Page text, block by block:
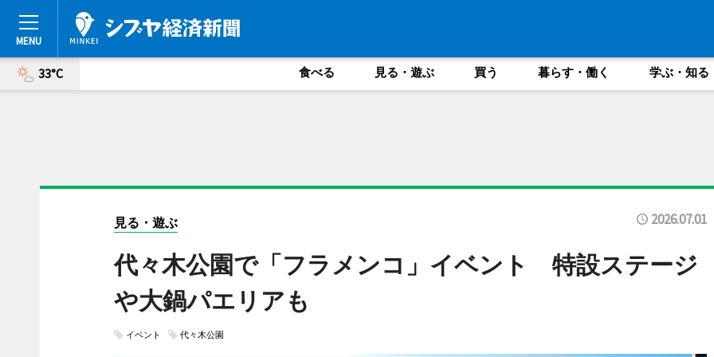
33°C 食べる 見る・遊ぶ 買う 暮らす・働く 学ぶ・知る
見る・遊ぶ 2026.07.01
代々木公園で「フラメンコ」イベント 特設ステージ
や大鍋パエリアも
イベント 代々木公園